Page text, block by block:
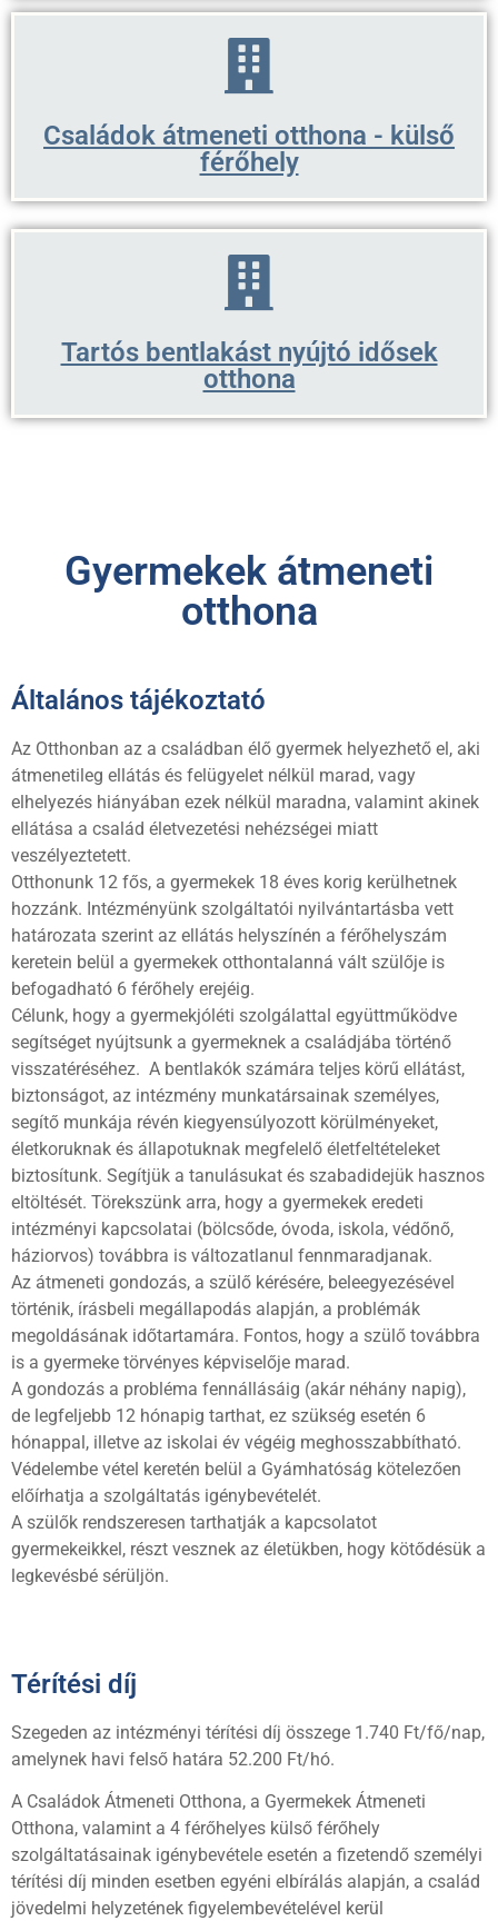
Családok átmeneti otthona - külső
férőhely
Tartós bentlakást nyújtó idősek
otthona
Gyermekek átmeneti
otthona
Általános tájékoztató
Az Otthonban az a családban élő gyermek helyezhető el, aki
átmenetileg ellátás és felügyelet nélkül marad, vagy
elhelyezés hiányában ezek nélkül maradna, valamint akinek
ellátása a család életvezetési nehézségei miatt
veszélyeztetett.
Otthonunk 12 fős, a gyermekek 18 éves korig kerülhetnek
hozzánk. Intézményünk szolgáltatói nyilvántartásba vett
határozata szerint az ellátás helyszínén a férőhelyszám
keretein belül a gyermekek otthontalanná vált szülője is
befogadható 6 férőhely erejéig.
Célunk, hogy a gyermekjóléti szolgálattal együttműködve
segítséget nyújtsunk a gyermeknek a családjába történő
visszatéréséhez. A bentlakók számára teljes körű ellátást,
biztonságot, az intézmény munkatársainak személyes,
segítő munkája révén kiegyensúlyozott körülményeket,
életkoruknak és állapotuknak megfelelő életfeltételeket
biztosítunk. Segítjük a tanulásukat és szabadidejük hasznos
eltöltését. Törekszünk arra, hogy a gyermekek eredeti
intézményi kapcsolatai (bölcsőde, óvoda, iskola, védőnő,
háziorvos) továbbra is változatlanul fennmaradjanak.
Az átmeneti gondozás, a szülő kérésére, beleegyezésével
történik, írásbeli megállapodás alapján, a problémák
megoldásának időtartamára. Fontos, hogy a szülő továbbra
is a gyermeke törvényes képviselője marad.
A gondozás a probléma fennállásáig (akár néhány napig),
de legfeljebb 12 hónapig tarthat, ez szükség esetén 6
hónappal, illetve az iskolai év végéig meghosszabbítható.
Védelembe vétel keretén belül a Gyámhatóság kötelezően
előírhatja a szolgáltatás igénybevételét.
A szülők rendszeresen tarthatják a kapcsolatot
gyermekeikkel, részt vesznek az életükben, hogy kötődésük a
legkevésbé sérüljön.
Térítési díj
Szegeden az intézményi térítési díj összege 1.740 Ft/fő/nap,
amelynek havi felső határa 52.200 Ft/hó.
A Családok Átmeneti Otthona, a Gyermekek Átmeneti
Otthona, valamint a 4 férőhelyes külső férőhely
szolgáltatásainak igénybevétele esetén a fizetendő személyi
térítési díj minden esetben egyéni elbírálás alapján, a család
jövedelmi helyzetének figyelembevételével kerül